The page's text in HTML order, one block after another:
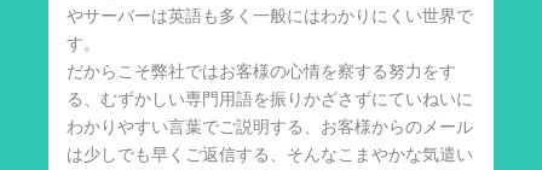
やサーバーは英語も多く一般にはわかりにくい世界で
す。
だからこそ弊社ではお客様の心情を察する努力をす
る、むずかしい専門用語を振りかざさずにていねいに
わかりやすい言葉でご説明する、お客様からのメール
は少しでも早くご返信する、そんなこまやかな気遣い